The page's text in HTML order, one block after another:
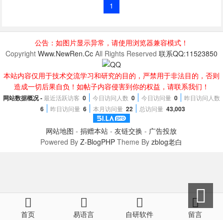
1
公告：如图片显示异常，请使用浏览器兼容模式！
Copyright Www.NewRen.CcAll Rights Reserved 联系QQ:11523850
本站内容仅用于技术交流学习和研究的目的，严禁用于非法目的，否则
造成一切后果自负！如帖子内容侵害到你的权益，请联系我们！
网站数据概况 -最近活跃访客 0 今日访问人数 0 今日访问量 0 昨日访问人数
6 昨日访问量 6 本月访问量 22 总访问量 43,003
网站地图 -捐赠本站 -友链交换 - 广告投放
Powered ByZ-BlogPHP Theme Byzblog老白
首页 易语言 自研软件 留言